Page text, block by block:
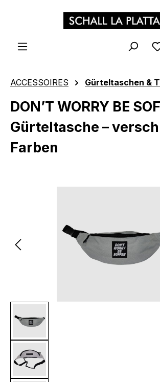
Zum Hauptinhalt springen
ACCESSOIRES Gürteltaschen &
DON’T WORRY BE
Gürteltasche –
Farben